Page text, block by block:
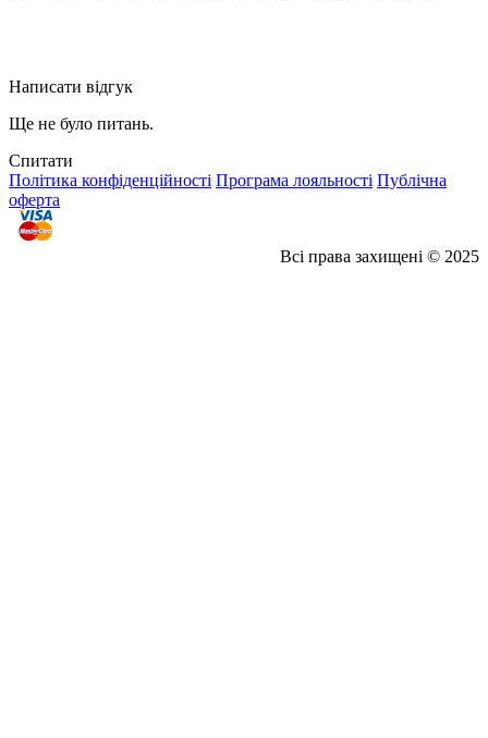
Написати відгук
Ще не було питань.
Спитати
Політика конфіденційності Програма лояльності Публічна
оферта
Всі права захищені © 2025